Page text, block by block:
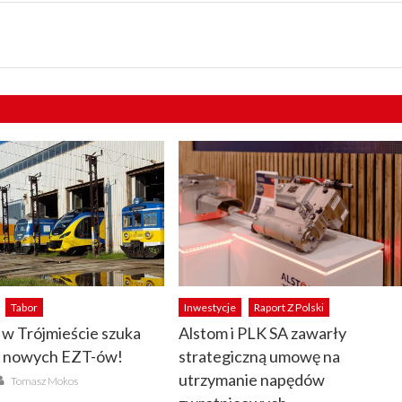
Tabor
Trójmieście szuka
EZT-ów!
Author
Tomasz Mokos
Inwestycje Raport Z Polski
Alstom i PLK SA zawarły
strategiczną umowę na
utrzymanie napędów